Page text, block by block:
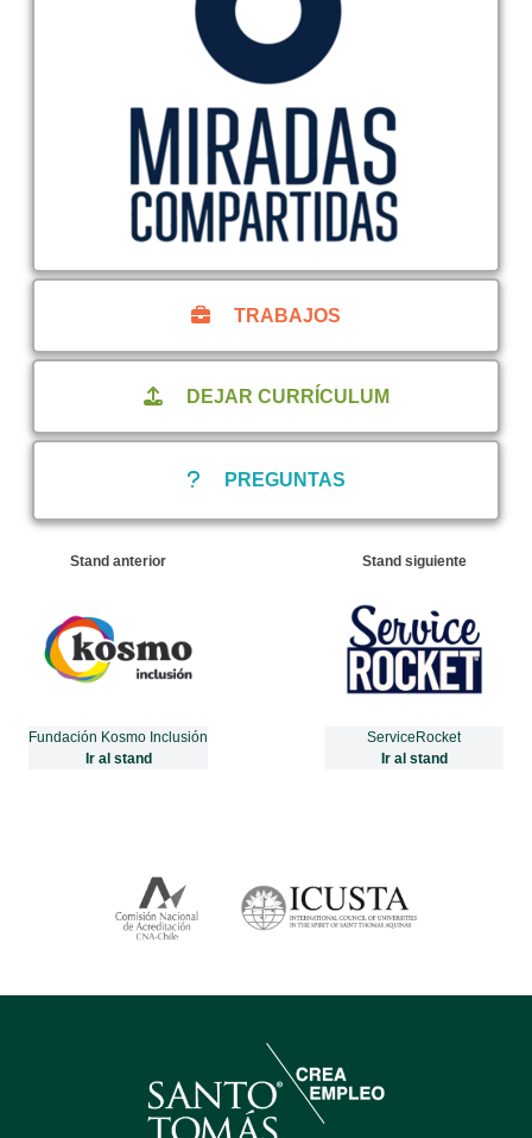
TRABAJOS
DEJAR CURRÍCULUM
PREGUNTAS
Stand anterior
Fundación Kosmo Inclusión
Ir al stand
Stand siguiente
ServiceRocket
Ir al stand